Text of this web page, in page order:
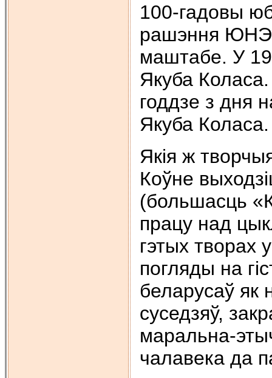
100-гадовы
рашэння
маштабе. У
Якуба
годдзе з дня
Якуба Коласа.
Якія ж
Коўне
(большасць
працу над
гэтых
погляды на
беларусаў як
суседзяў,
маральна-
чалавека да